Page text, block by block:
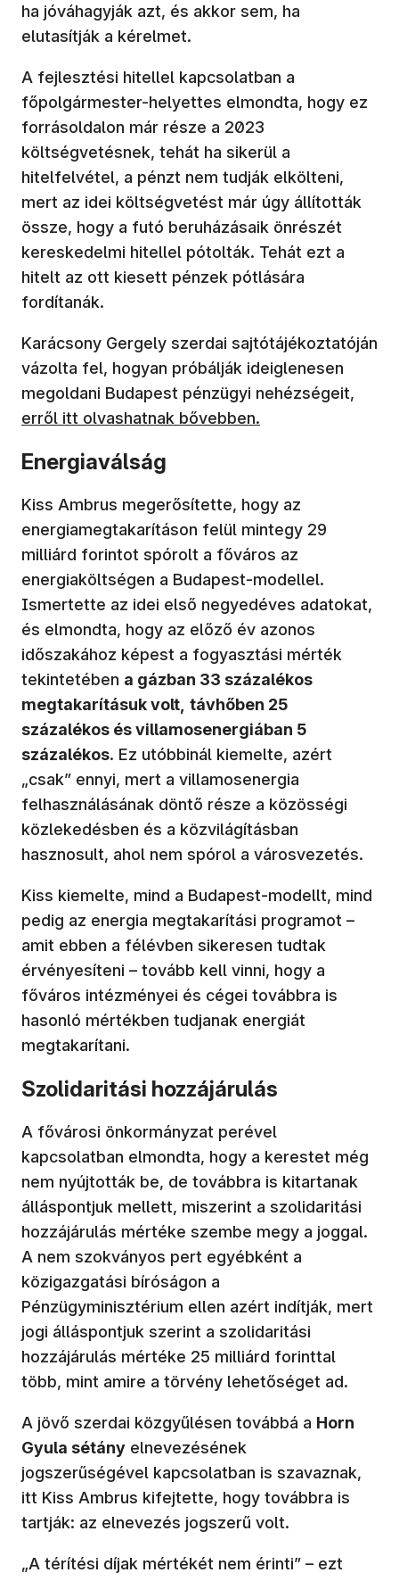
ha jóváhagyják azt, és akkor sem, ha
elutasítják a kérelmet.
A fejlesztési hitellel kapcsolatban a
főpolgármester-helyettes elmondta, hogy ez
forrásoldalon már része a 2023
költségvetésnek, tehát ha sikerül a
hitelfelvétel, a pénzt nem tudják elkölteni,
mert az idei költségvetést már úgy állították
össze, hogy a futó beruházásaik önrészét
kereskedelmi hitellel pótolták. Tehát ezt a
hitelt az ott kiesett pénzek pótlására
fordítanák.
Karácsony Gergely szerdai sajtótájékoztatóján
vázolta fel, hogyan próbálják ideiglenesen
megoldani Budapest pénzügyi nehézségeit,
erről itt olvashatnak bővebben.
Energiaválság
Kiss Ambrus megerősítette, hogy az
energiamegtakarításon felül mintegy 29
milliárd forintot spórolt a főváros az
energiaköltségen a Budapest-modellel.
Ismertette az idei első negyedéves adatokat,
és elmondta, hogy az előző év azonos
időszakához képest a fogyasztási mérték
tekintetében a gázban 33 százalékos
megtakarításuk volt, távhőben 25
százalékos és villamosenergiában 5
százalékos. Ez utóbbinál kiemelte, azért
„csak” ennyi, mert a villamosenergia
felhasználásának döntő része a közösségi
közlekedésben és a közvilágításban
hasznosult, ahol nem spórol a városvezetés.
Kiss kiemelte, mind a Budapest-modellt, mind
pedig az energia megtakarítási programot –
amit ebben a félévben sikeresen tudtak
érvényesíteni – tovább kell vinni, hogy a
főváros intézményei és cégei továbbra is
hasonló mértékben tudjanak energiát
megtakarítani.
Szolidaritási hozzájárulás
A fővárosi önkormányzat perével
kapcsolatban elmondta, hogy a kerestet még
nem nyújtották be, de továbbra is kitartanak
álláspontjuk mellett, miszerint a szolidaritási
hozzájárulás mértéke szembe megy a joggal.
A nem szokványos pert egyébként a
közigazgatási bíróságon a
Pénzügyminisztérium ellen azért indítják, mert
jogi álláspontjuk szerint a szolidaritási
hozzájárulás mértéke 25 milliárd forinttal
több, mint amire a törvény lehetőséget ad.
A jövő szerdai közgyűlésen továbbá a Horn
Gyula sétány elnevezésének
jogszerűségével kapcsolatban is szavaznak,
itt Kiss Ambrus kifejtette, hogy továbbra is
tartják: az elnevezés jogszerű volt.
„A térítési díjak mértékét nem érinti” – ezt